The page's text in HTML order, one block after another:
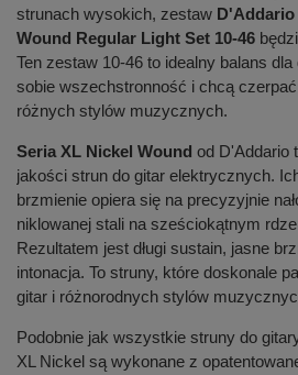
strunach wysokich, zestaw D'Addario
Wound Regular Light Set 10-46
Ten zestaw 10-46 to idealny balans
sobie wszechstronność i chcą czerpać
różnych stylów muzycznych.
Seria XL Nickel Wound od D'Addario
jakości strun do gitar elektrycznych.
brzmienie opiera się na precyzyjnie
niklowanej stali na sześciokątnym
Rezultatem jest długi sustain, jasne
intonacja. To struny, które doskonale
gitar i różnorodnych stylów
Podobnie jak wszystkie struny do
XL Nickel są wykonane z